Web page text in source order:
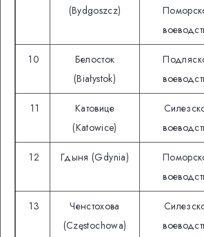
(Bydgoszcz)
10
Белосток
(Białystok)
11
Катовице
(Katowice)
12 Гдыня (Gdynia)
13
Ченстохова
(Częstochowa)